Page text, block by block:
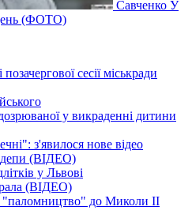
Савченко У
(ФОТО)
сесії міськради
у викраденні дитини
з'явилося нове відео
(ВІДЕО)
у Львові
(ВІДЕО)
до Миколи ІІ